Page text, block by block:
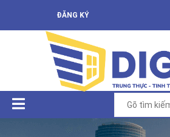
ĐĂNG KÝ